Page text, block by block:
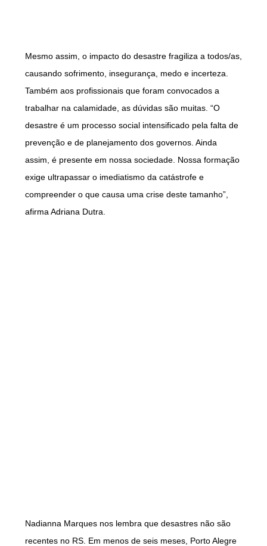
Mesmo assim, o impacto do desastre fragiliza a todos/as,
causando sofrimento, insegurança, medo e incerteza.
Também aos profissionais que foram convocados a
trabalhar na calamidade, as dúvidas são muitas. “O
desastre é um processo social intensificado pela falta de
prevenção e de planejamento dos governos. Ainda
assim, é presente em nossa sociedade. Nossa formação
exige ultrapassar o imediatismo da catástrofe e
compreender o que causa uma crise deste tamanho”,
afirma Adriana Dutra.
Nadianna Marques nos lembra que desastres não são
recentes no RS. Em menos de seis meses, Porto Alegre